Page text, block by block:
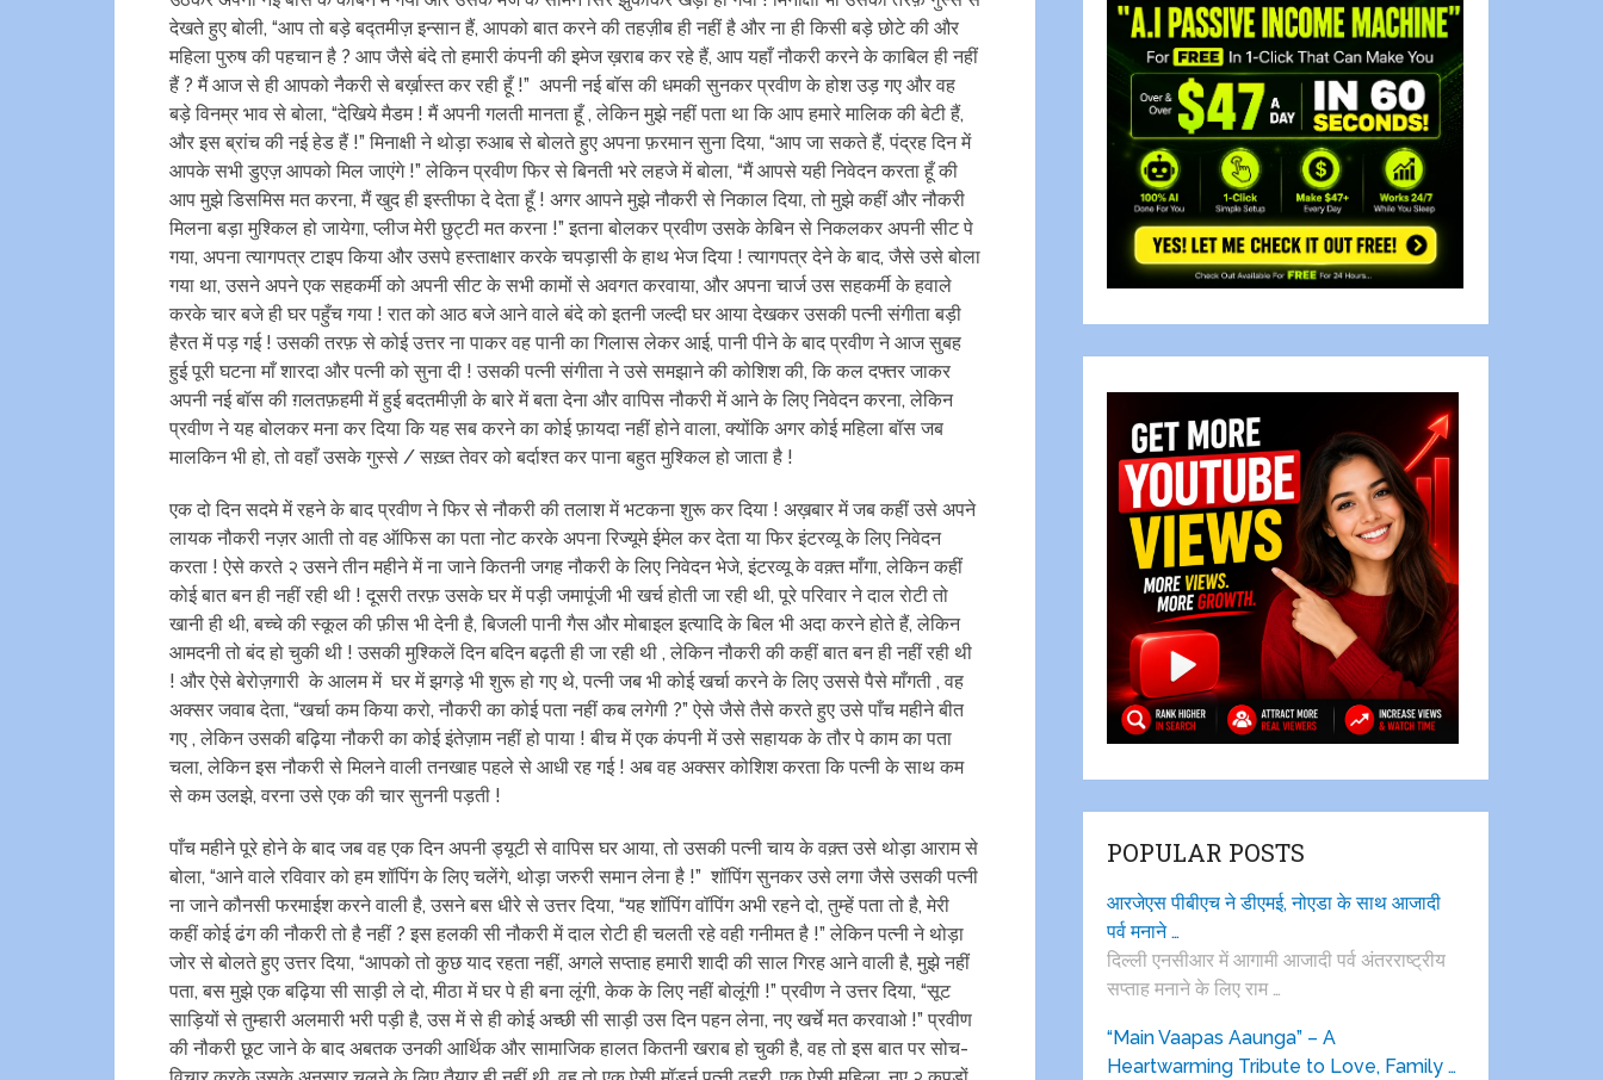
देखते हुए बोली, “आप तो बड़े बद्तमीज़ इन्सान हैं, आपको बात करने की तहज़ीब ही नहीं है और ना ही किसी बड़े छोटे की और
महिला पुरुष की पहचान है ? आप जैसे बंदे तो हमारी कंपनी की इमेज ख़राब कर रहे हैं, आप यहाँ नौकरी करने के काबिल ही नहीं
हैं ? मैं आज से ही आपको नैकरी से बर्ख़ास्त कर रही हूँ !” अपनी नई बॉस की धमकी सुनकर प्रवीण के होश उड़ गए और वह
बड़े विनम्र भाव से बोला, “देखिये मैडम ! मैं अपनी गलती मानता हूँ , लेकिन मुझे नहीं पता था कि आप हमारे मालिक की बेटी हैं,
और इस ब्रांच की नई हेड हैं !” मिनाक्षी ने थोड़ा रुआब से बोलते हुए अपना फ़रमान सुना दिया, “आप जा सकते हैं, पंद्रह दिन में
आपके सभी डुएज़ आपको मिल जाएंगे !” लेकिन प्रवीण फिर से बिनती भरे लहजे में बोला, “मैं आपसे यही निवेदन करता हूँ की
आप मुझे डिसमिस मत करना, मैं खुद ही इस्तीफा दे देता हूँ ! अगर आपने मुझे नौकरी से निकाल दिया, तो मुझे कहीं और नौकरी
मिलना बड़ा मुश्किल हो जायेगा, प्लीज मेरी छुट्टी मत करना !” इतना बोलकर प्रवीण उसके केबिन से निकलकर अपनी सीट पे
गया, अपना त्यागपत्र टाइप किया और उसपे हस्ताक्षार करके चपड़ासी के हाथ भेज दिया ! त्यागपत्र देने के बाद, जैसे उसे बोला
गया था, उसने अपने एक सहकर्मी को अपनी सीट के सभी कामों से अवगत करवाया, और अपना चार्ज उस सहकर्मी के हवाले
करके चार बजे ही घर पहुँच गया ! रात को आठ बजे आने वाले बंदे को इतनी जल्दी घर आया देखकर उसकी पत्नी संगीता बड़ी
हैरत में पड़ गई ! उसकी तरफ़ से कोई उत्तर ना पाकर वह पानी का गिलास लेकर आई, पानी पीने के बाद प्रवीण ने आज सुबह
हुई पूरी घटना माँ शारदा और पत्नी को सुना दी ! उसकी पत्नी संगीता ने उसे समझाने की कोशिश की, कि कल दफ्तर जाकर
अपनी नई बॉस की ग़लतफ़हमी में हुई बदतमीज़ी के बारे में बता देना और वापिस नौकरी में आने के लिए निवेदन करना, लेकिन
प्रवीण ने यह बोलकर मना कर दिया कि यह सब करने का कोई फ़ायदा नहीं होने वाला, क्योंकि अगर कोई महिला बॉस जब
मालकिन भी हो, तो वहाँ उसके गुस्से / सख़्त तेवर को बर्दाश्त कर पाना बहुत मुश्किल हो जाता है !
एक दो दिन सदमे में रहने के बाद प्रवीण ने फिर से नौकरी की तलाश में भटकना शुरू कर दिया ! अख़बार में जब कहीं उसे अपने
लायक नौकरी नज़र आती तो वह ऑफिस का पता नोट करके अपना रिज्यूमे ईमेल कर देता या फिर इंटरव्यू के लिए निवेदन
करता ! ऐसे करते २ उसने तीन महीने में ना जाने कितनी जगह नौकरी के लिए निवेदन भेजे, इंटरव्यू के वक़्त माँगा, लेकिन कहीं
कोई बात बन ही नहीं रही थी ! दूसरी तरफ़ उसके घर में पड़ी जमापूंजी भी खर्च होती जा रही थी, पूरे परिवार ने दाल रोटी तो
खानी ही थी, बच्चे की स्कूल की फ़ीस भी देनी है, बिजली पानी गैस और मोबाइल इत्यादि के बिल भी अदा करने होते हैं, लेकिन
आमदनी तो बंद हो चुकी थी ! उसकी मुश्किलें दिन बदिन बढ़ती ही जा रही थी , लेकिन नौकरी की कहीं बात बन ही नहीं रही थी
! और ऐसे बेरोज़गारी के आलम में घर में झगड़े भी शुरू हो गए थे, पत्नी जब भी कोई खर्चा करने के लिए उससे पैसे माँगती , वह
अक्सर जवाब देता, “खर्चा कम किया करो, नौकरी का कोई पता नहीं कब लगेगी ?” ऐसे जैसे तैसे करते हुए उसे पाँच महीने बीत
गए , लेकिन उसकी बढ़िया नौकरी का कोई इंतेज़ाम नहीं हो पाया ! बीच में एक कंपनी में उसे सहायक के तौर पे काम का पता
चला, लेकिन इस नौकरी से मिलने वाली तनखाह पहले से आधी रह गई ! अब वह अक्सर कोशिश करता कि पत्नी के साथ कम
से कम उलझे, वरना उसे एक की चार सुननी पड़ती !
पाँच महीने पूरे होने के बाद जब वह एक दिन अपनी ड्यूटी से वापिस घर आया, तो उसकी पत्नी चाय के वक़्त उसे थोड़ा आराम से
बोला, “आने वाले रविवार को हम शॉपिंग के लिए चलेंगे, थोड़ा जरुरी समान लेना है !” शॉपिंग सुनकर उसे लगा जैसे उसकी पत्नी
ना जाने कौनसी फरमाईश करने वाली है, उसने बस धीरे से उत्तर दिया, “यह शॉपिंग वॉपिंग अभी रहने दो, तुम्हें पता तो है, मेरी
कहीं कोई ढंग की नौकरी तो है नहीं ? इस हलकी सी नौकरी में दाल रोटी ही चलती रहे वही गनीमत है !” लेकिन पत्नी ने थोड़ा
जोर से बोलते हुए उत्तर दिया, “आपको तो कुछ याद रहता नहीं, अगले सप्ताह हमारी शादी की साल गिरह आने वाली है, मुझे नहीं
पता, बस मुझे एक बढ़िया सी साड़ी ले दो, मीठा में घर पे ही बना लूंगी, केक के लिए नहीं बोलूंगी !” प्रवीण ने उत्तर दिया, “सूट
साड़ियों से तुम्हारी अलमारी भरी पड़ी है, उस में से ही कोई अच्छी सी साड़ी उस दिन पहन लेना, नए खर्चे मत करवाओ !” प्रवीण
की नौकरी छूट जाने के बाद अबतक उनकी आर्थिक और सामाजिक हालत कितनी खराब हो चुकी है, वह तो इस बात पर सोच-
POPULAR POSTS
आरजेएस पीबीएच ने डीएमई, नोएडा के साथ आजादी
पर्व मनाने …
दिल्ली एनसीआर में आगामी आजादी पर्व अंतरराष्ट्रीय
सप्ताह मनाने के लिए राम …
“Main Vaapas Aaunga” – A
Heartwarming Tribute to Love, Family …